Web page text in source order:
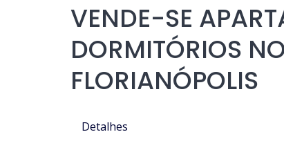
VENDE-SE
DORMITÓRIOS
FLORIANÓPOLIS
Detalhes